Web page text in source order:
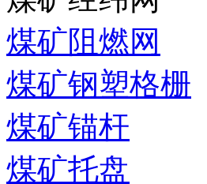
煤矿阻燃网
煤矿钢塑格栅
煤矿锚杆
煤矿托盘